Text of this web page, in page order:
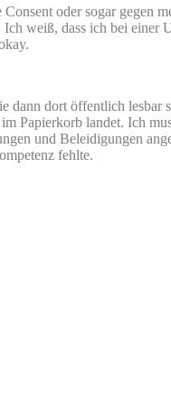
oder sogar gegen
weiß, dass ich bei
dann dort öffentlich
Papierkorb landet. Ich
und Beleidigungen
fehlte.